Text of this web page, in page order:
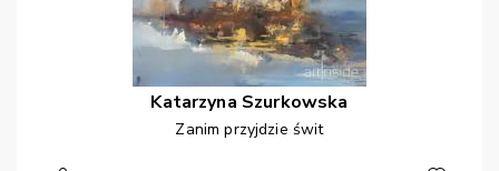
Katarzyna Szurkowska
Zanim przyjdzie świt